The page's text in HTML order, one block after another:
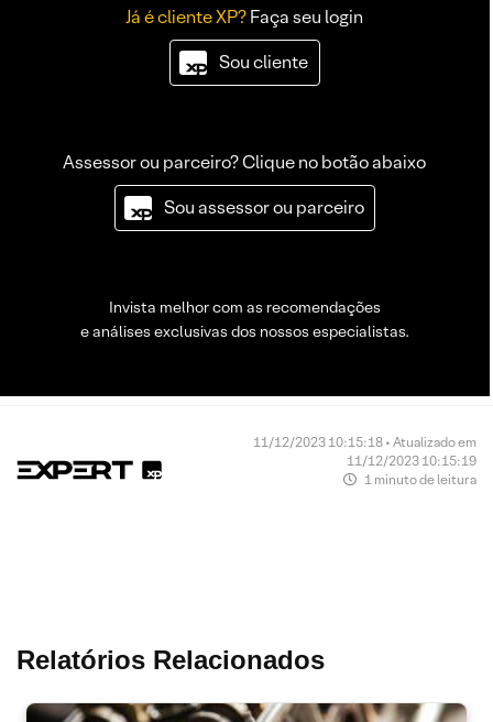
Já é cliente XP?Faça seu login
Sou cliente
Assessor ou parceiro? Clique no botão abaixo
Sou assessor ou parceiro
Invista melhor com as recomendações
e análises exclusivas dos nossos especialistas.
11/12/2023 10:15:18 • Atualizado em
11/12/2023 10:15:19
1 minuto de leitura
Relatórios Relacionados